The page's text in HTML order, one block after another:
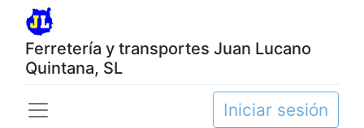
Ferretería y transportes Juan Lucano
Quintana, SL
Iniciar sesión